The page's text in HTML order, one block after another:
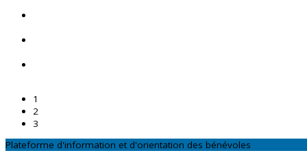
1
2
3
Plateforme d'information et d'orientation des bénévoles